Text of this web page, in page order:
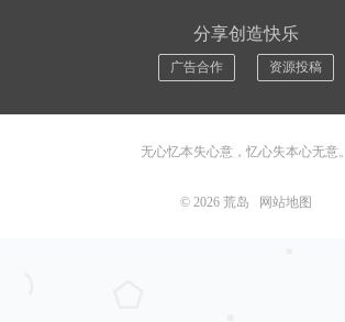
分享创造快乐
广告合作 资源投稿
无心忆本失心意，忆心失本心无意。
© 2026 荒岛 网站地图